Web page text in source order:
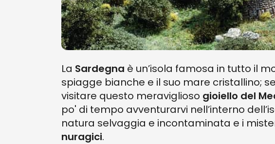
La Sardegna è un’isola famosa in tutto il
spiagge bianche e il suo mare cristallino;
visitare questo meraviglioso gioiello del
po' di tempo avventurarvi nell’interno
natura selvaggia e incontaminata e i
nuragici.